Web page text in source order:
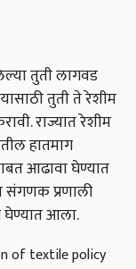
तुती लागवड
तुती ते रेशीम
राज्यात रेशीम
हातमाग
आढावा घेण्यात
संगणक प्रणाली
घेण्यात आला.
of textile policy